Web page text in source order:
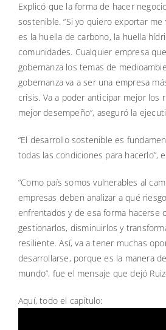
Explicó que la forma de hacer
sostenible. “Si yo quiero exportar me
es la huella de carbono, la huella
comunidades. Cualquier empresa
gobernanza los temas de
gobernanza va a ser una empresa
crisis. Va a poder anticipar mejor los
mejor desempeño”, aseguró la
“El desarrollo sostenible es
todas las condiciones para hacerlo”,
“Como país somos vulnerables al
empresas deben analizar a qué
enfrentados y de esa forma hacerse
gestionarlos, disminuirlos y
resiliente. Así, va a tener muchas
desarrollarse, porque es la manera
mundo”, fue el mensaje que dejó
Aquí, todo el capítulo: